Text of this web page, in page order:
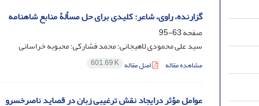
گزارنده، راوی، شاعر: کلیدی برای حل مسألۀ منابع شاهنامه
صفحه63-95
سید علی محمودی لاهیجانی؛ محمد فشارکی؛ محبوبه خراسانی
مشاهده مقاله اصل مقاله 601.69 K
عوامل مؤثر درایجاد نقش ترغیبی زبان در قصاید ناصرخسرو